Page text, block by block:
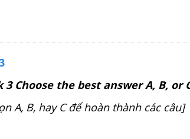
3 Choose the best answer A, B,
A, B, hay C để hoàn thành các câu]